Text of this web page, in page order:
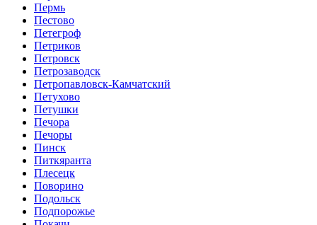
Пермь
Пестово
Петегроф
Петриков
Петровск
Петрозаводск
Петропавловск-Камчатский
Петухово
Петушки
Печора
Печоры
Пинск
Питкяранта
Плесецк
Поворино
Подольск
Подпорожье